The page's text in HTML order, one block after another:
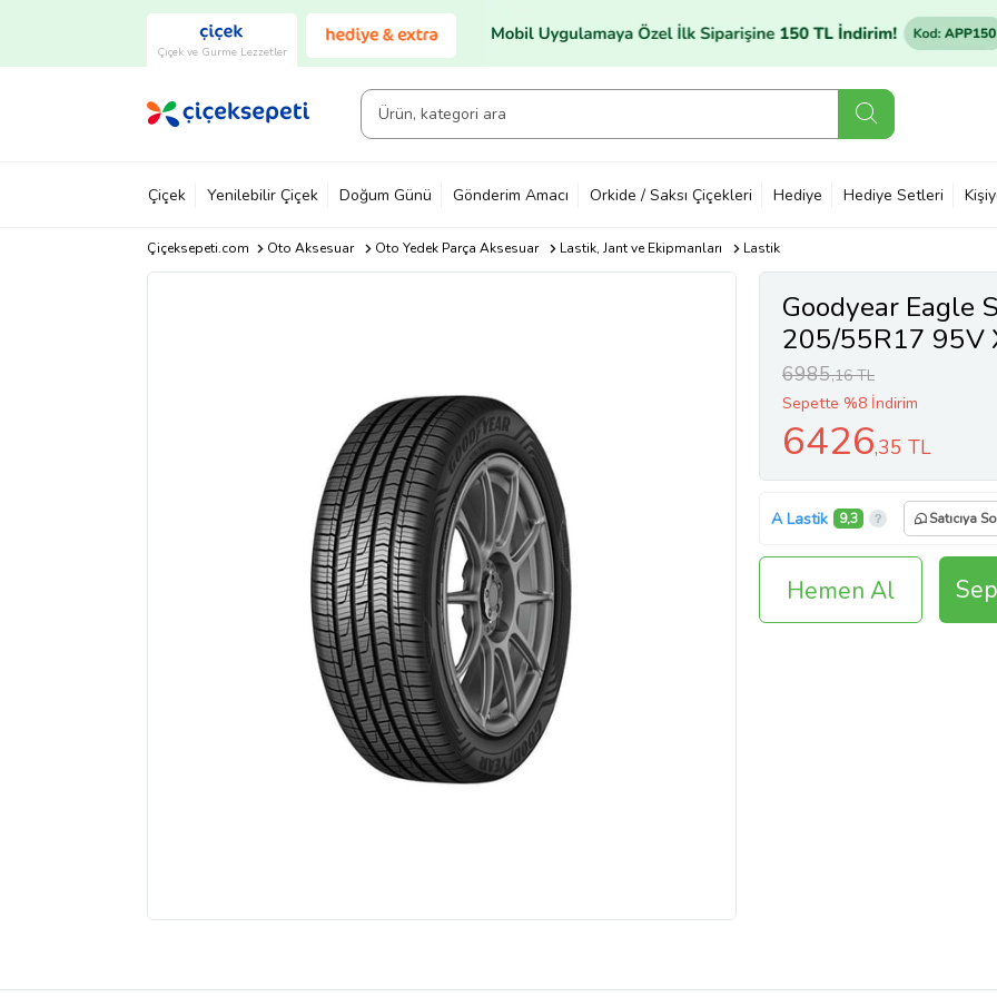
Çiçek ve Gurme Lezzetler
Çiçek Yenilebilir Çiçek Doğum Günü Gönderim Amacı Orkide / Saksı Çiçekleri Hediye Hediye Setleri
Çiçeksepeti.com Oto Aksesuar Oto Yedek Parça Aksesuar Lastik, Jant ve Ekipmanları Lastik
Goodyear Eagle
205/55R17 95V
Mevsim Lastiği
6985,16 TL
Sepette %8 İndirim
6426,35 TL
A Lastik 9,3 Satıcıya
Hemen Al